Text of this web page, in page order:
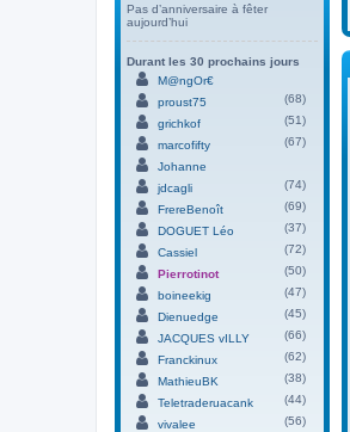
Pas d’anniversaire à fêter
aujourd’hui
Durant les 30 prochains jours
M@ngOr€
proust75
(68)
grichkof
(51)
marcofifty
(67)
Johanne
jdcagli
(74)
FrereBenoît
(69)
DOGUET Léo
(37)
Cassiel
(72)
Pierrotinot
(50)
boineekig
(47)
Dienuedge
(45)
JACQUES vILLY
(66)
Franckinux
(62)
MathieuBK
(38)
Teletraderuacank
(44)
vivalee
(56)